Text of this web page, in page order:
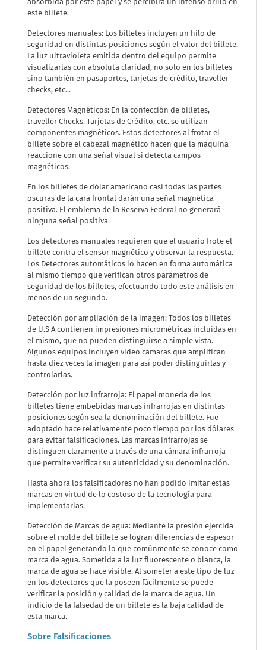
este billete.
Detectores manuales: Los billetes incluyen un hilo de
seguridad en distintas posiciones según el valor del billete.
La luz ultravioleta emitida dentro del equipo permite
visualizarlas con absoluta claridad, no solo en los billetes
sino también en pasaportes, tarjetas de crédito, traveller
checks, etc...
Detectores Magnéticos: En la confección de billetes,
traveller Checks. Tarjetas de Crédito, etc. se utilizan
componentes magnéticos. Estos detectores al frotar el
billete sobre el cabezal magnético hacen que la máquina
reaccione con una señal visual si detecta campos
magnéticos.
En los billetes de dólar americano casi todas las partes
oscuras de la cara frontal darán una señal magnética
positiva. El emblema de la Reserva Federal no generará
ninguna señal positiva.
Los detectores manuales requieren que el usuario frote el
billete contra el sensor magnético y observar la respuesta.
Los Detectores automáticos lo hacen en forma automática
al mismo tiempo que verifican otros parámetros de
seguridad de los billetes, efectuando todo este análisis en
menos de un segundo.
Detección por ampliación de la imagen: Todos los billetes
de U.S A contienen impresiones micrométricas incluidas en
el mismo, que no pueden distinguirse a simple vista.
Algunos equipos incluyen video cámaras que amplifican
hasta diez veces la imagen para así poder distinguirlas y
controlarlas.
Detección por luz infrarroja: El papel moneda de los
billetes tiene embebidas marcas infrarrojas en distintas
posiciones según sea la denominación del billete. Fue
adoptado hace relativamente poco tiempo por los dólares
para evitar falsificaciones. Las marcas infrarrojas se
distinguen claramente a través de una cámara infrarroja
que permite verificar su autenticidad y su denominación.
Hasta ahora los falsificadores no han podido imitar estas
marcas en virtud de lo costoso de la tecnología para
implementarlas.
Detección de Marcas de agua: Mediante la presión ejercida
sobre el molde del billete se logran diferencias de espesor
en el papel generando lo que comúnmente se conoce como
marca de agua. Sometida a la luz fluorescente o blanca, la
marca de agua se hace visible. Al someter a este tipo de luz
en los detectores que la poseen fácilmente se puede
verificar la posición y calidad de la marca de agua. Un
indicio de la falsedad de un billete es la baja calidad de
esta marca.
Sobre Falsificaciones